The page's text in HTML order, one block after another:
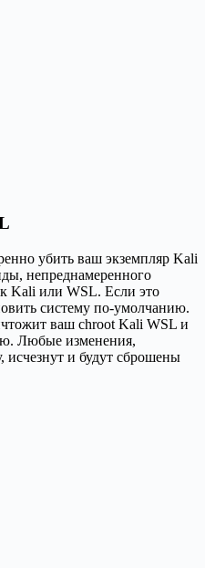
убить ваш экземпляр Kali
непреднамеренного
Kali или WSL. Если это
систему по-умолчанию.
ваш chroot Kali WSL и
Любые изменения,
исчезнут и будут сброшены